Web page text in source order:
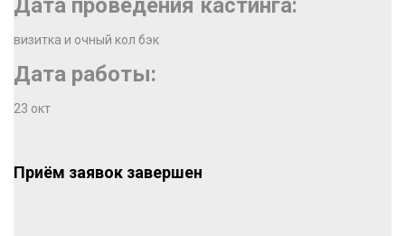
Дата проведения кастинга:
визитка и очный кол бэк
Дата работы:
23 окт
Приём заявок завершен